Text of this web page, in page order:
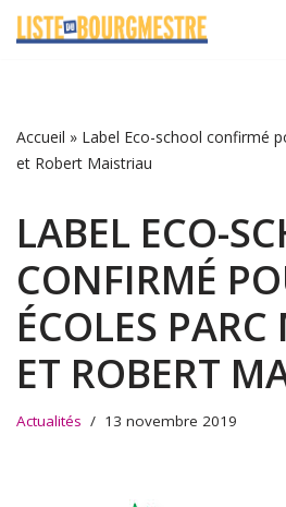
Accueil » Label Eco-school confirmé
et Robert Maistriau
LABEL ECO-
CONFIRMÉ
ÉCOLES
ET ROBERT
Actualités 13 novembre 2019